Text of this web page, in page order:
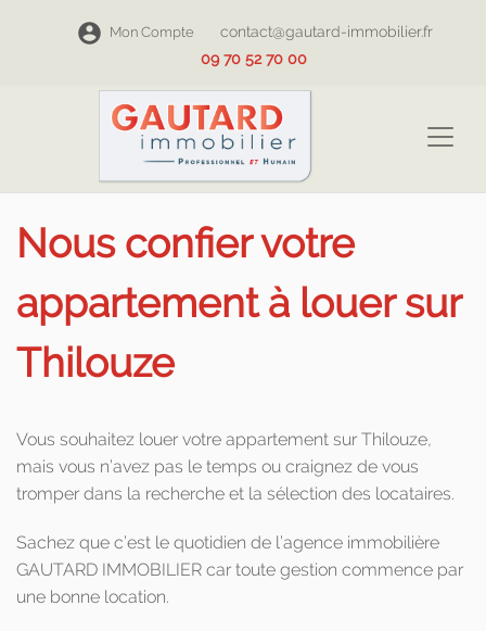
Mon Compte
contact@gautard-immobilier.fr
09 70 52 70 00
Nous confier votre
appartement à louer sur
Thilouze
Vous souhaitez louer votre appartement sur Thilouze,
mais vous n’avez pas le temps ou craignez de vous
tromper dans la recherche et la sélection des locataires.
Sachez que c’est le quotidien de l’agence immobilière
GAUTARD IMMOBILIER car toute gestion commence par
une bonne location.